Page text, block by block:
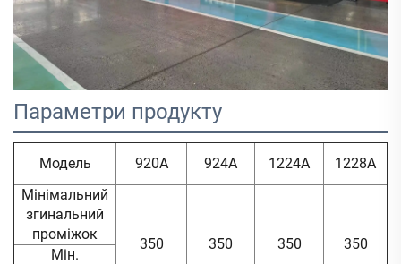
Параметри продукту
Модель 920A 924A 1224A
1228A
Мінімальний
згинальний
проміжок
350 350 350 350
Мін.